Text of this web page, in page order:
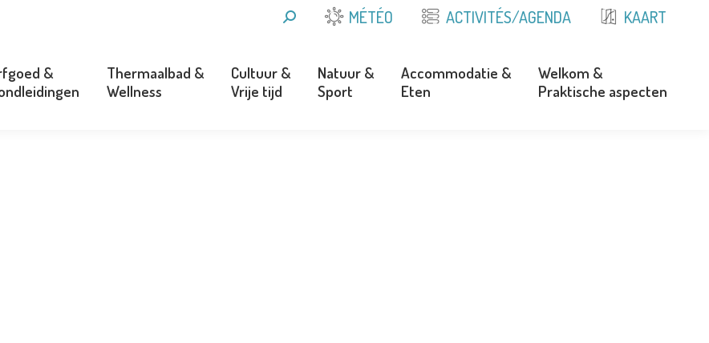
ZOEKEN: MÉTÉO ACTIVITÉS/AGENDA KAART
&
Thermaalbad &
Wellness
Cultuur &
Vrije tijd
Natuur &
Sport
Accommodatie &
Eten
Welkom &
Praktische aspecten
Cultuur &
Natuur &
Accommodatie &
Welkom &